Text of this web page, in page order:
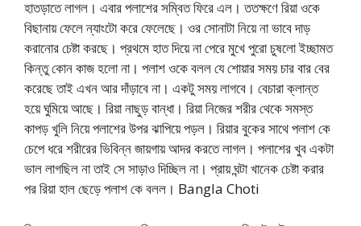
হাতড়াতে লাগল। এবার পলাশের সম্বিত ফিরে এল। ততক্ষণে রিয়া ওকে
বিছানায় ফেলে ন্যাংটো করে ফেলেছে। ওর সোনাটা নিয়ে না ভাবে দাড়
করানোর চেষ্টা করছে। প্রথমে হাত দিয়ে না পেরে মুখে পুরো চুষলো ইচ্ছামত
কিন্তু কোন কাজ হলো না। পলাশ ওকে বলল যে শোয়ার সময় চার বার বের
করেছে তাই এখন আর দাঁড়াবে না। একটু সময় লাগবে। বেচারা ক্লান্ত
হয়ে ঘুমিয়ে আছে। রিয়া নাছুড় বান্ধা। রিয়া নিজের শরীর থেকে সমস্ত
কাপড় খুলি নিয়ে পলাশের উপর ঝাপিয়ে পড়ল। রিয়ার বুকের সাথে পলাশ কে
চেপে ধরে শরীরের ভিবিন্ন জায়গায় আদর করতে লাগল। পলাশের খুব একটা
ভাল লাগছিল না তাই সে সাড়াও দিচ্ছিল না। প্রায় ঘন্টা খানেক চেষ্টা করার
পর রিয়া হাল ছেড়ে পলাশ কে বলল। Bangla Choti